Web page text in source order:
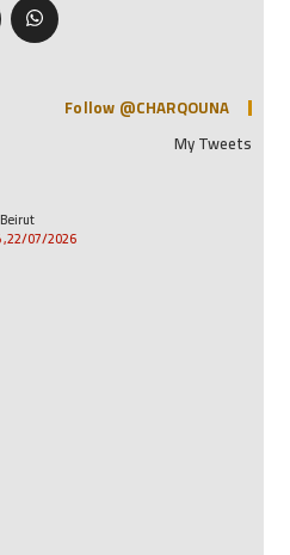
Follow @CHARQOUNA
My Tweets
Beirut
22/07/2026, 12:45 م